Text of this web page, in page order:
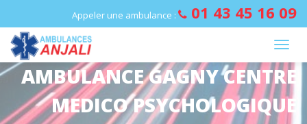
Appeler une ambulance : 01 43 45 16 09
AMBULANCE GAGNY CENTRE
MEDICO PSYCHOLOGIQUE